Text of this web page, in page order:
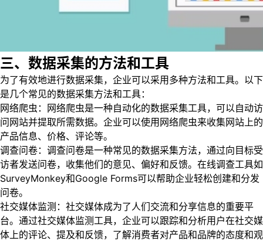
三、数据采集的方法和工具
为了有效地进行数据采集，企业可以采用多种方法和工具。以下
是几个常见的数据采集方法和工具：
网络爬虫：网络爬虫是一种自动化的数据采集工具，可以自动访
问网站并提取所需数据。企业可以使用网络爬虫来收集网站上的
产品信息、价格、评论等。
调查问卷：调查问卷是一种常见的数据采集方法，通过向目标受
访者发送问卷，收集他们的意见、偏好和反馈。在线调查工具如
SurveyMonkey和Google Forms可以帮助企业轻松创建和分发
问卷。
社交媒体监测：社交媒体成为了人们交流和分享信息的重要平
台。通过社交媒体监测工具，企业可以跟踪和分析用户在社交媒
体上的评论、提及和反馈，了解消费者对产品和品牌的态度和观